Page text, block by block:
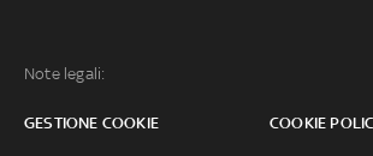
Note legali:
GESTIONE COOKIE COOKIE